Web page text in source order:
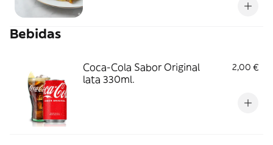
Bebidas
Coca-Cola Sabor Original
lata 330ml.
2,00 €